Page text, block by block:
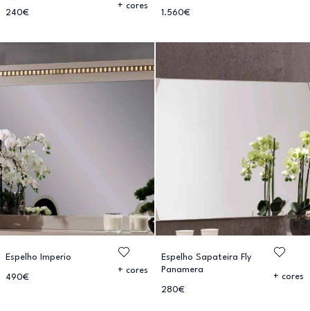
240€
+ cores
1.560€
Espelho Imperio
490€
+ cores
Espelho Sapateira Fly
Panamera
280€
+ cores